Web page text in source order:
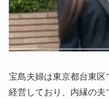
宝島夫婦は東京都台東
経営しており、内縁の夫